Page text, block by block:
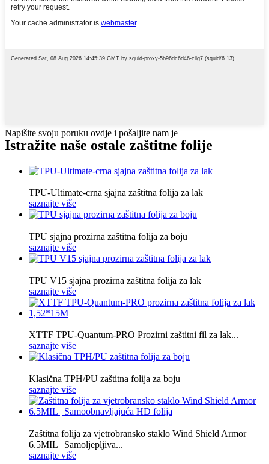
Napišite svoju poruku ovdje i pošaljite nam je
Istražite naše ostale zaštitne folije
TPU-Ultimate-crna sjajna zaštitna folija za lak
saznajte više
TPU sjajna prozirna zaštitna folija za boju
saznajte više
TPU V15 sjajna prozirna zaštitna folija za lak
saznajte više
XTTF TPU-Quantum-PRO Prozirni zaštitni fil za lak...
saznajte više
Klasična TPH/PU zaštitna folija za boju
saznajte više
Zaštitna folija za vjetrobransko staklo Wind Shield Armor
6.5MIL | Samoljepljiva...
saznajte više